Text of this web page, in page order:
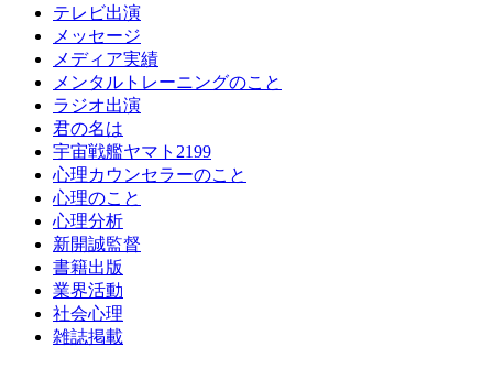
テレビ出演
メッセージ
メディア実績
メンタルトレーニングのこと
ラジオ出演
君の名は
宇宙戦艦ヤマト2199
心理カウンセラーのこと
心理のこと
心理分析
新開誠監督
書籍出版
業界活動
社会心理
雑誌掲載